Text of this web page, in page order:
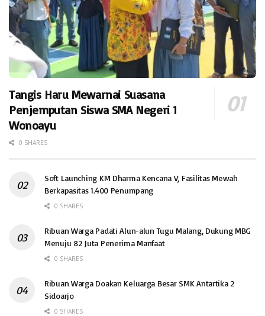
Tangis Haru Mewarnai Suasana
Penjemputan Siswa SMA Negeri 1
Wonoayu
0 SHARES
Soft Launching KM Dharma Kencana V, Fasilitas Mewah
Berkapasitas 1.400 Penumpang
0 SHARES
Ribuan Warga Padati Alun-alun Tugu Malang, Dukung MBG
Menuju 82 Juta Penerima Manfaat
0 SHARES
Ribuan Warga Doakan Keluarga Besar SMK Antartika 2
Sidoarjo
0 SHARES